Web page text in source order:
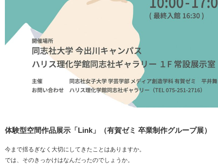
体験型空間作品展示「Link」（有賀ゼミ 卒業制作グループ展）
今まで揺るぎなく大切にしてきたことはありますか。
では、そのきっかけはなんだったのでしょうか。